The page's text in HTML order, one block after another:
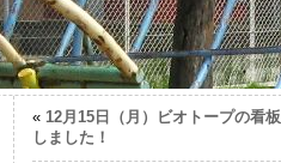
« 12月15日（月）ビオトープの看
しました！